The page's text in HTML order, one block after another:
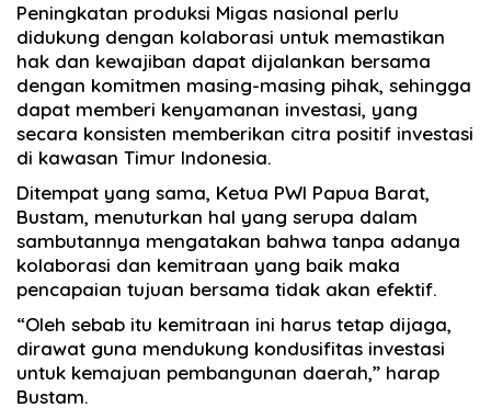
Peningkatan produksi Migas nasional perlu
didukung dengan kolaborasi untuk memastikan
hak dan kewajiban dapat dijalankan bersama
dengan komitmen masing-masing pihak, sehingga
dapat memberi kenyamanan investasi, yang
secara konsisten memberikan citra positif investasi
di kawasan Timur Indonesia.
Ditempat yang sama, Ketua PWI Papua Barat,
Bustam, menuturkan hal yang serupa dalam
sambutannya mengatakan bahwa tanpa adanya
kolaborasi dan kemitraan yang baik maka
pencapaian tujuan bersama tidak akan efektif.
“Oleh sebab itu kemitraan ini harus tetap dijaga,
dirawat guna mendukung kondusifitas investasi
untuk kemajuan pembangunan daerah,” harap
Bustam.